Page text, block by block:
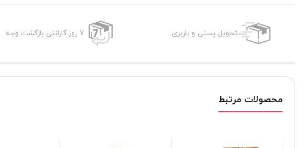
تحویل پستی و باربری 7 روز گارانتی بازگشت وجه
محصولات مرتبط